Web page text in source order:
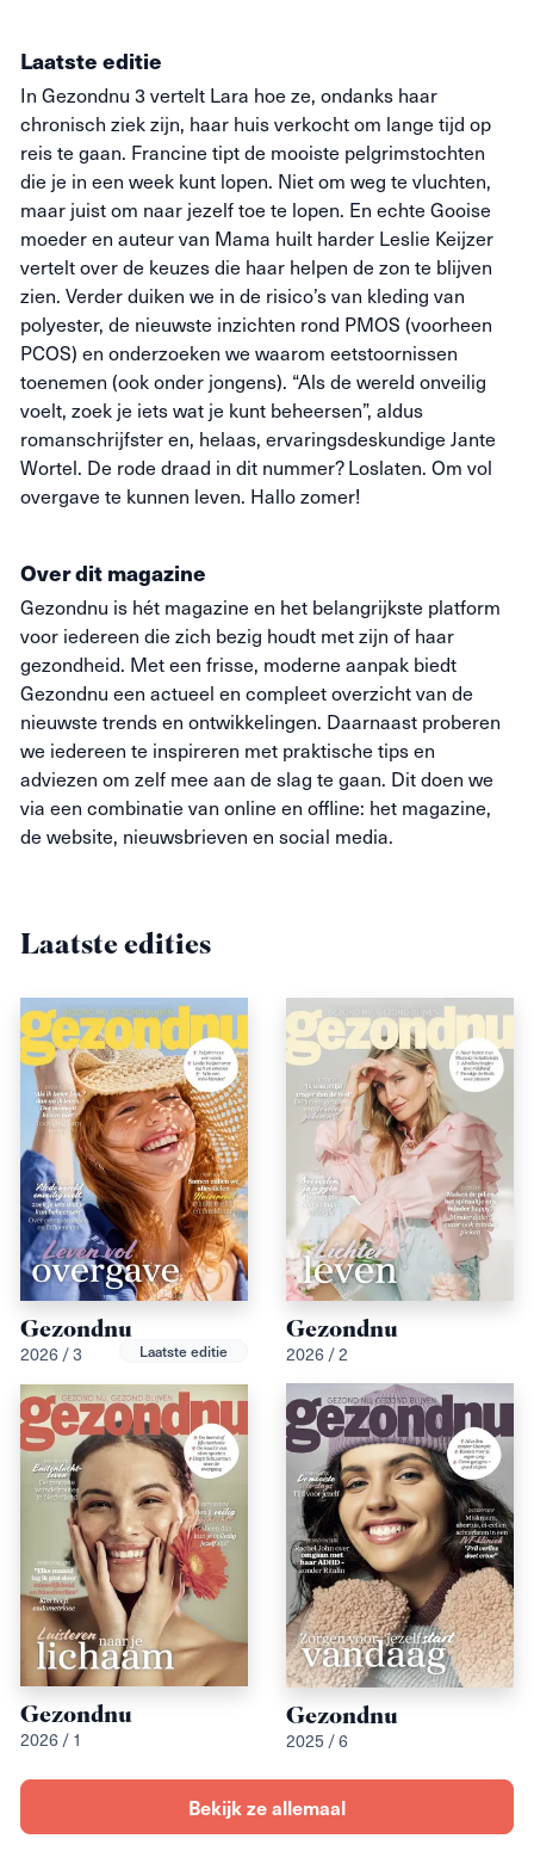
Laatste editie
In Gezondnu 3 vertelt Lara hoe ze, ondanks haar
chronisch ziek zijn, haar huis verkocht om lange tijd op
reis te gaan. Francine tipt de mooiste pelgrimstochten
die je in een week kunt lopen. Niet om weg te vluchten,
maar juist om naar jezelf toe te lopen. En echte Gooise
moeder en auteur van Mama huilt harder Leslie Keijzer
vertelt over de keuzes die haar helpen de zon te blijven
zien. Verder duiken we in de risico’s van kleding van
polyester, de nieuwste inzichten rond PMOS (voorheen
PCOS) en onderzoeken we waarom eetstoornissen
toenemen (ook onder jongens). “Als de wereld onveilig
voelt, zoek je iets wat je kunt beheersen”, aldus
romanschrijfster en, helaas, ervaringsdeskundige Jante
Wortel. De rode draad in dit nummer? Loslaten. Om vol
overgave te kunnen leven. Hallo zomer!
Over dit magazine
Gezondnu is hét magazine en het belangrijkste platform
voor iedereen die zich bezig houdt met zijn of haar
gezondheid. Met een frisse, moderne aanpak biedt
Gezondnu een actueel en compleet overzicht van de
nieuwste trends en ontwikkelingen. Daarnaast proberen
we iedereen te inspireren met praktische tips en
adviezen om zelf mee aan de slag te gaan. Dit doen we
via een combinatie van online en offline: het magazine,
de website, nieuwsbrieven en social media.
Laatste edities
Gezondnu
2026 / 3 Laatste editie
Gezondnu
2026 / 2
Gezondnu
2026 / 1
Gezondnu
2025 / 6
Bekijk ze allemaal